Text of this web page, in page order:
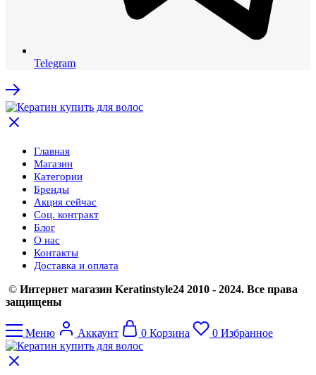
Telegram
Главная
Магазин
Категории
Бренды
Акция сейчас
Соц. контракт
Блог
О нас
Контакты
Доставка и оплата
© Интернет магазин Keratinstyle24 2010 - 2024. Все права
защищены
Меню Аккаунт 0 Корзина 0 Избранное